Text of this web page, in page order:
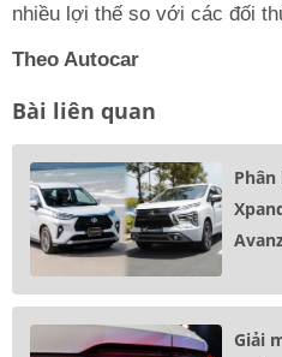
nhiều lợi thế so với các đối
Theo Autocar
Bài liên quan
Phân
Giải